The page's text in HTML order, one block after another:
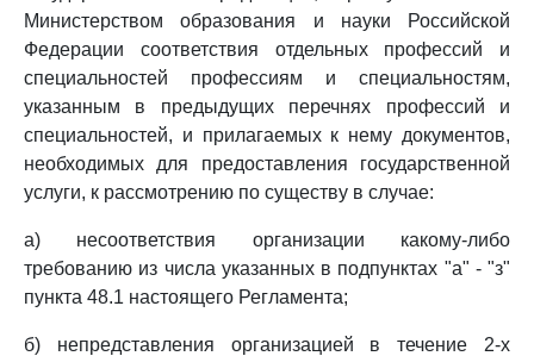
Министерством образования и науки Российской
Федерации соответствия отдельных профессий и
специальностей профессиям и специальностям,
указанным в предыдущих перечнях профессий и
специальностей, и прилагаемых к нему документов,
необходимых для предоставления государственной
услуги, к рассмотрению по существу в случае:
а) несоответствия организации какому-либо
требованию из числа указанных в подпунктах "а" - "з"
пункта 48.1 настоящего Регламента;
б) непредставления организацией в течение 2-х